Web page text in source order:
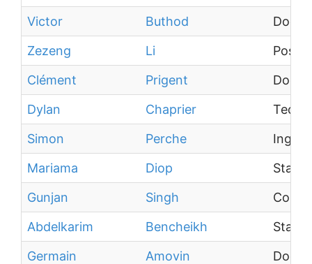
Victor
Buthod
Zezeng
Li
Post
Clément
Prigent
Dylan
Chaprier
Simon
Perche
Mariama
Diop
Gunjan
Singh
Abdelkarim
Bencheikh
Germain
Amovin